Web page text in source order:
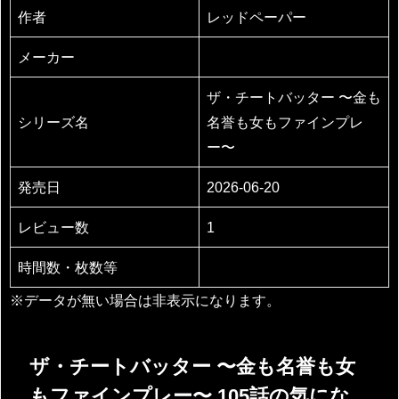
作者 レッドペーパー
メーカー
シリーズ名
ザ・チートバッター 〜金も
名誉も女もファインプレ
ー〜
発売日 2026-06-20
レビュー数 1
時間数・枚数等
※データが無い場合は非表示になります。
ザ・チートバッター 〜金も名誉も女